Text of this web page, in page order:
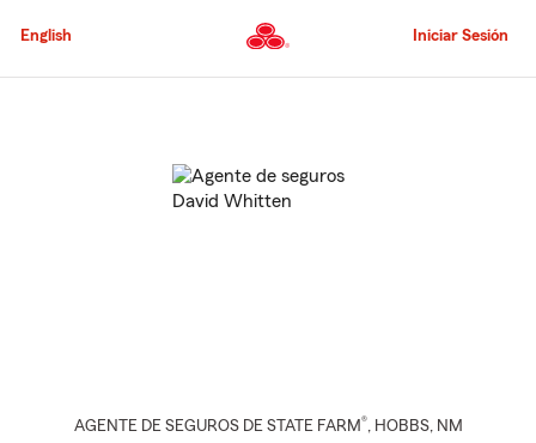
al
principal
English Iniciar Sesión
AGENTE DE SEGUROS DE STATE FARM®, HOBBS, NM